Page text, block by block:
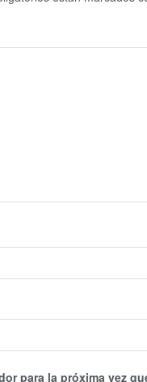
para la próxima vez